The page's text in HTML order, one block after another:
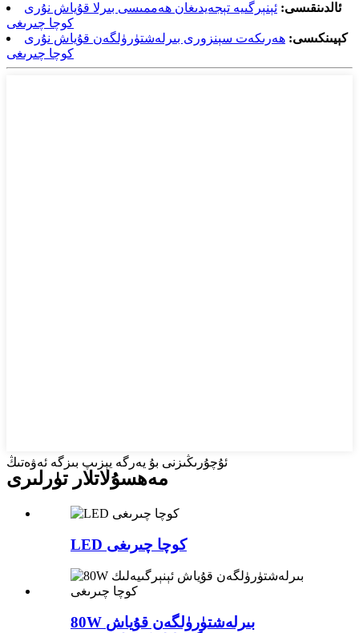
ئالدىنقىسى: ئېنېرگىيە تېجەيدىغان ھەممىسى بىرلا قۇياش نۇرى
كوچا چىرىغى
كېيىنكىسى: ھەرىكەت سېنزورى بىرلەشتۈرۈلگەن قۇياش نۇرى
كوچا چىرىغى
ئۇچۇرىڭىزنى بۇ يەرگە يېزىپ بىزگە ئەۋەتىڭ
مەھسۇلاتلار تۈرلىرى
LED كوچا چىرىغى
80W بىرلەشتۈرۈلگەن قۇياش